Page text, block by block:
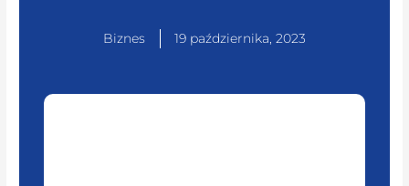
Biznes 19 października, 2023